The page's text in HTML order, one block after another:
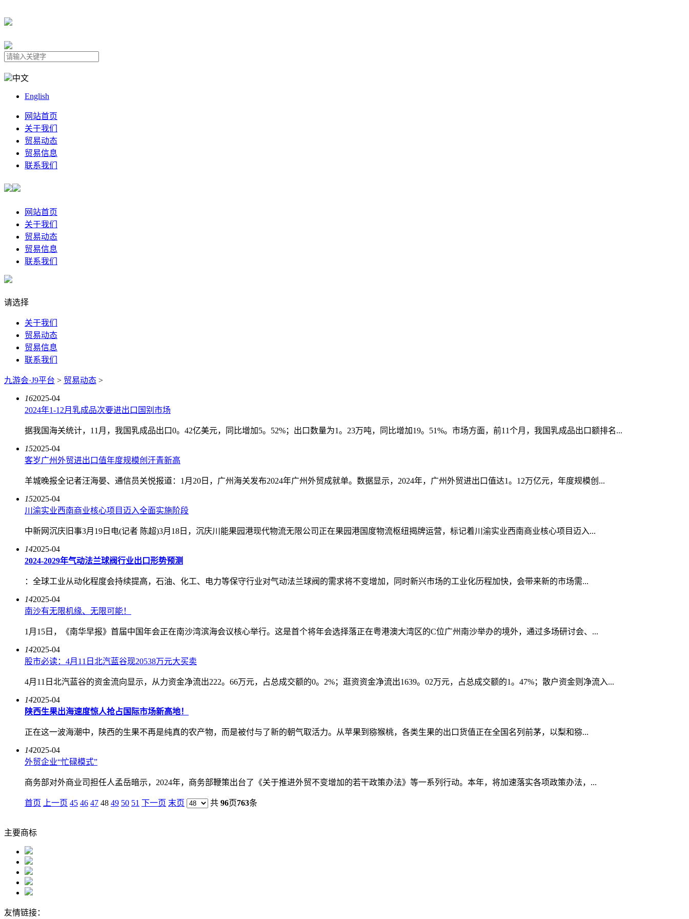
中文
English
网站首页
关于我们
贸易动态
贸易信息
联系我们
网站首页
关于我们
贸易动态
贸易信息
联系我们
请选择
关于我们
贸易动态
贸易信息
联系我们
九游会·J9平台 > 贸易动态 >
162025-04
2024年1-12月乳成品次要进出口国别市场
据我国海关统计，11月，我国乳成品出口0。42亿美元，同比增加5。52%；出口数量为1。23万吨，同比增加19。51%。市场方面，前11个月，我国乳成品出口额排名...
152025-04
客岁广州外贸进出口值年度规模创汗青新高
羊城晚报全记者汪海晏、通信员关悦报道：1月20日，广州海关发布2024年广州外贸成就单。数据显示，2024年，广州外贸进出口值达1。12万亿元，年度规模创...
152025-04
川渝实业西南商业核心项目迈入全面实施阶段
中新网沉庆旧事3月19日电(记者 陈超)3月18日，沉庆川能果园港现代物流无限公司正在果园港国度物流枢纽揭牌运营，标记着川渝实业西南商业核心项目迈入...
142025-04
2024-2029年气动法兰球阀行业出口形势预测
：全球工业从动化程度会持续提高，石油、化工、电力等保守行业对气动法兰球阀的需求将不变增加，同时新兴市场的工业化历程加快，会带来新的市场需...
142025-04
南沙有无限机缘、无限可能！
1月15日，《南华早报》首届中国年会正在南沙湾滨海会议核心举行。这是首个将年会选择落正在粤港澳大湾区的C位广州南沙举办的境外，通过多场研讨会、...
142025-04
股市必读：4月11日北汽蓝谷现20538万元大买卖
4月11日北汽蓝谷的资金流向显示，从力资金净流出222。66万元，占总成交额的0。2%；逛资资金净流出1639。02万元，占总成交额的1。47%；散户资金则净流入...
142025-04
陕西生果出海速度惊人抢占国际市场新高地！
正在这一波海潮中，陕西的生果不再是纯真的农产物，而是被付与了新的朝气取活力。从苹果到猕猴桃，各类生果的出口货值正在全国名列前茅，以梨和猕...
142025-04
外贸企业“忙碌模式”
商务部对外商业司担任人孟岳暗示，2024年，商务部鞭策出台了《关于推进外贸不变增加的若干政策办法》等一系列行动。本年，将加速落实各项政策办法，...
首页 上一页 45 46 47 48 49 50 51 下一页 末页 共 96页763条
主要商标
友情链接：